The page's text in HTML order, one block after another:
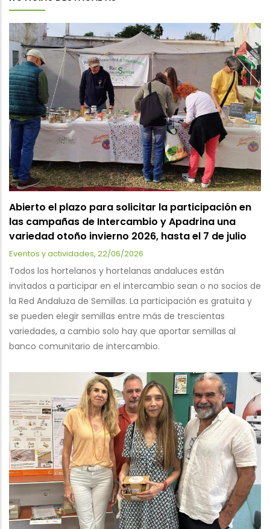
Abierto el plazo para solicitar la participación en
las campañas de Intercambio y Apadrina una
variedad otoño invierno 2026, hasta el 7 de julio
Eventos y actividades, 22/06/2026
Todos los hortelanos y hortelanas andaluces están
invitados a participar en el intercambio sean o no socios de
la Red Andaluza de Semillas. La participación es gratuita y
se pueden elegir semillas entre más de trescientas
variedades, a cambio solo hay que aportar semillas al
banco comunitario de intercambio.